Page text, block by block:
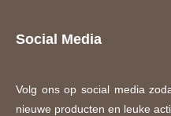
Social Media
Volg ons op social media
nieuwe producten en leuke